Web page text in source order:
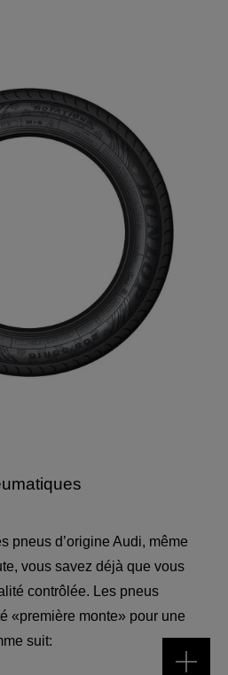
pneus d’origine Audi, même
vous savez déjà que vous
contrôlée. Les pneus
«première monte» pour une
suit: